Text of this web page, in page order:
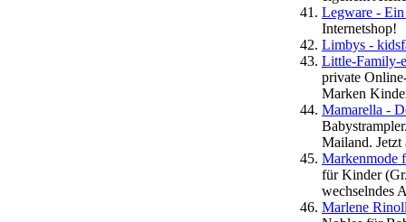
Legware - Ein
Internetshop!
Limbys -
Little-Family-
private
Marken
Mamarella -
Mailand. Jetzt
Markenmode
für Kinder
wechselndes
Marlene